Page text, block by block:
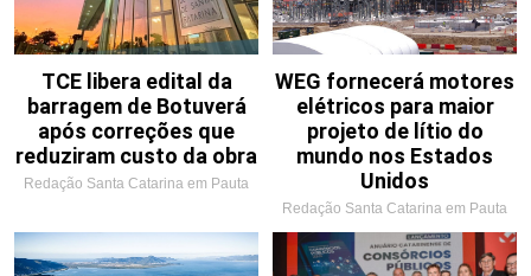
TCE libera edital da
barragem de Botuverá
após correções que
reduziram custo da obra
Redação Santa Catarina em Pauta
WEG fornecerá motores
elétricos para maior
projeto de lítio do
mundo nos Estados
Unidos
Redação Santa Catarina em Pauta